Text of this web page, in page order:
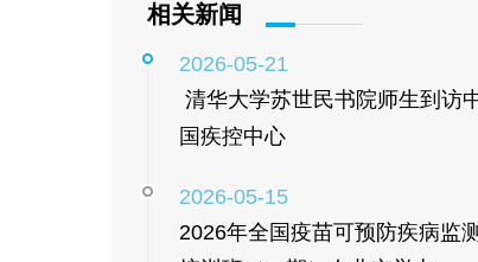
相关新闻
2026-05-21
清华大学苏世民书院师生到访
国疾控中心
2026-05-15
2026年全国疫苗可预防疾病监